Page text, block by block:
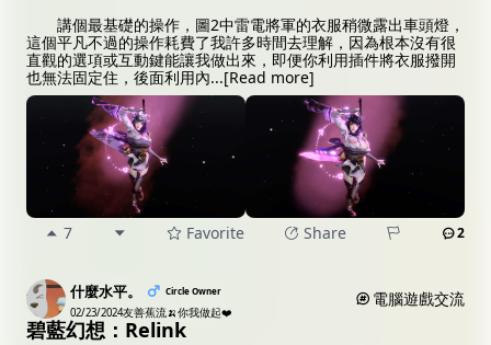
講個最基礎的操作，圖2中雷電將軍的衣服稍微露出車頭燈，
這個平凡不過的操作耗費了我許多時間去理解，因為根本沒有很
直觀的選項或互動鍵能讓我做出來，即便你利用插件將衣服撥開
也無法固定住，後面利用內...[Read more]
7 Favorite Share 2
什麼水平。 Circle Owner
02/23/2024友善蕉流🍌你我做起❤️
電腦遊戲交流
碧藍幻想：Relink